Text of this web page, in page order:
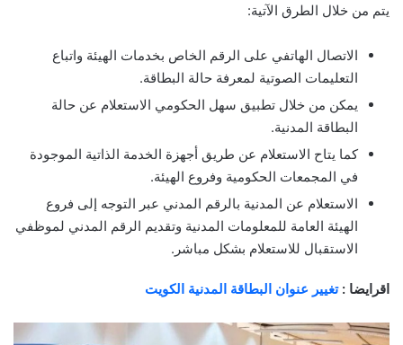
يتم من خلال الطرق الآتية:
الاتصال الهاتفي على الرقم الخاص بخدمات الهيئة واتباع
التعليمات الصوتية لمعرفة حالة البطاقة.
يمكن من خلال تطبيق سهل الحكومي الاستعلام عن حالة
البطاقة المدنية.
كما يتاح الاستعلام عن طريق أجهزة الخدمة الذاتية الموجودة
في المجمعات الحكومية وفروع الهيئة.
الاستعلام عن المدنية بالرقم المدني عبر التوجه إلى فروع
الهيئة العامة للمعلومات المدنية وتقديم الرقم المدني لموظفي
الاستقبال للاستعلام بشكل مباشر.
اقرايضا :تغيير عنوان البطاقة المدنية الكويت